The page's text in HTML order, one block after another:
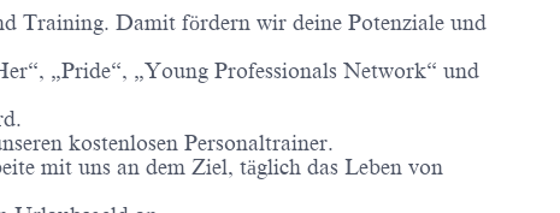
Training. Damit fördern wir deine Potenziale und
„Pride“, „Young Professionals Network“ und
kostenlosen Personaltrainer.
mit uns an dem Ziel, täglich das Leben von